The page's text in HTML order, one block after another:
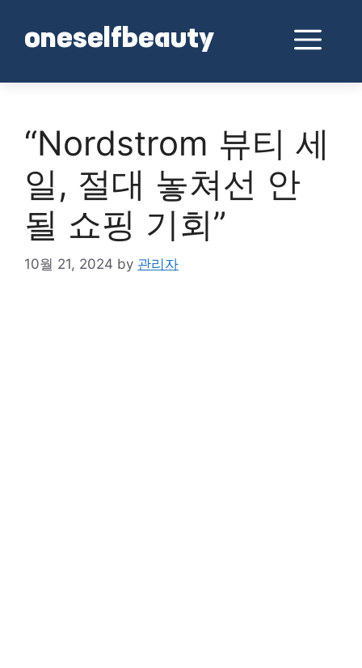
contentoneselfbeauty
“Nordstrom 뷰티 세
일, 절대 놓쳐선 안
될 쇼핑 기회”
10월 21, 2024 by 관리자